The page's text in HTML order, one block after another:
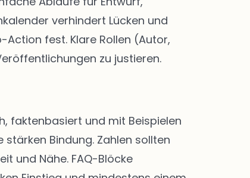
verhindert Lücken und
fest. Klare Rollen (Autor,
zu justieren.
faktenbasiert und mit Beispielen
Bindung. Zahlen sollten
und Nähe. FAQ-Blöcke